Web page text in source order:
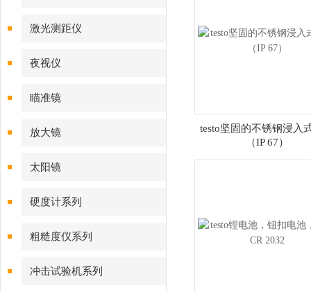
激光测距仪
夜视仪
瞄准镜
放大镜
太阳镜
硬度计系列
粗糙度仪系列
冲击试验机系列
testo坚固的不锈钢浸入
（IP 67）